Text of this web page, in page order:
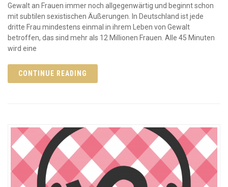
Gewalt an Frauen immer noch allgegenwärtig und beginnt schon
mit subtilen sexistischen Äußerungen. In Deutschland ist jede
dritte Frau mindestens einmal in ihrem Leben von Gewalt
betroffen, das sind mehr als 12 Millionen Frauen. Alle 45 Minuten
wird eine
CONTINUE READING